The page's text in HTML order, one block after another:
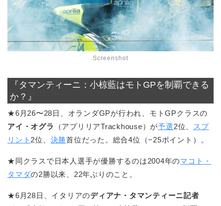
Screenshot
『タマンティーニ：小椋藍はモトGPを制覇できる
か？』
★6月26〜28日、オランダGPが行われ、モトGPクラスの
アイ・オグラ （アプリリアTrackhouse）が予選2位、
スプ
リント 2位、 決勝首位だった。総合4位（−25ポイント）。
★同クラスで日本人選手が優勝するのは2004年のマコト・
タマダの2勝以来、22年ぶりのこと。
★6月28日、イタリアのディアナ・タマンティーニ記者